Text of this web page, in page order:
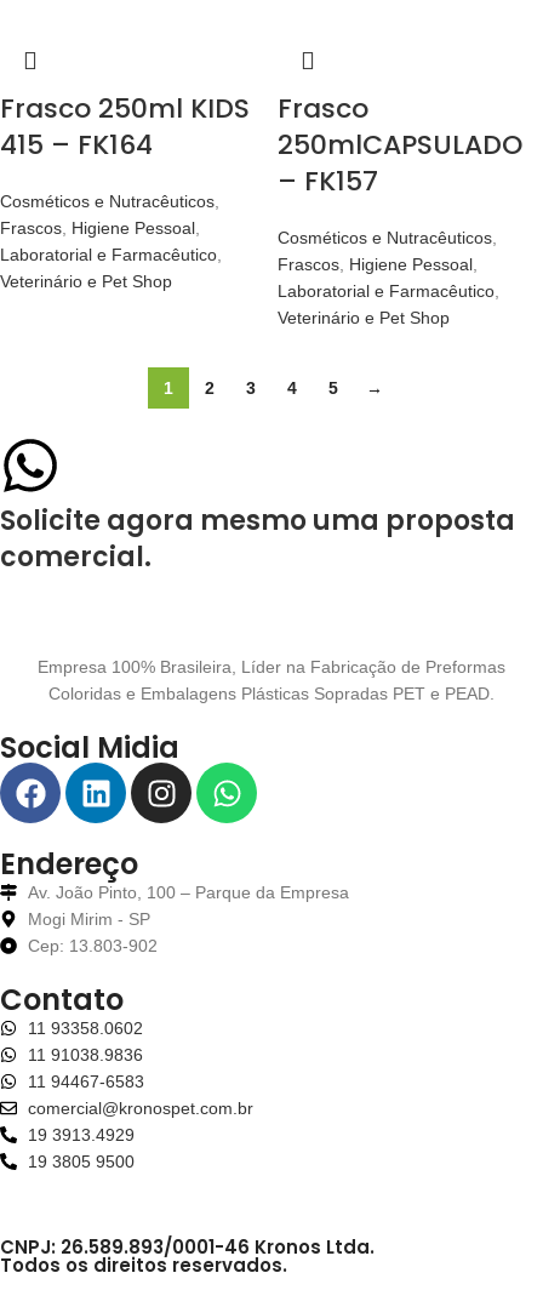
Frasco 250ml KIDS
415 – FK164
Cosméticos e Nutracêuticos
Frascos Higiene Pessoal
Laboratorial e Farmacêutico
Veterinário e Pet Shop
Frasco
250mlCAPSULADO
– FK157
Cosméticos e Nutracêuticos
Frascos Higiene Pessoal
Laboratorial e Farmacêutico
Veterinário e Pet Shop
1 2 3 4 5 →
Solicite agora mesmo uma proposta
comercial.
Empresa 100% Brasileira, Líder na Fabricação de Preformas
Coloridas e Embalagens Plásticas Sopradas PET e PEAD.
Social Midia
Endereço
Av. João Pinto, 100 – Parque da Empresa
Mogi Mirim - SP
Cep: 13.803-902
Contato
11 93358.0602
11 91038.9836
11 94467-6583
comercial@kronospet.com.br
19 3913.4929
19 3805 9500
CNPJ: 26.589.893/0001-46 Kronos Ltda.
Todos os direitos reservados.